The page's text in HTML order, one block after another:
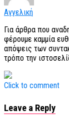
Αγγελική
Για άρθρα που
φέρουμε καμμία
απόψεις των
τρόπο την
Click to comment
Leave a Reply